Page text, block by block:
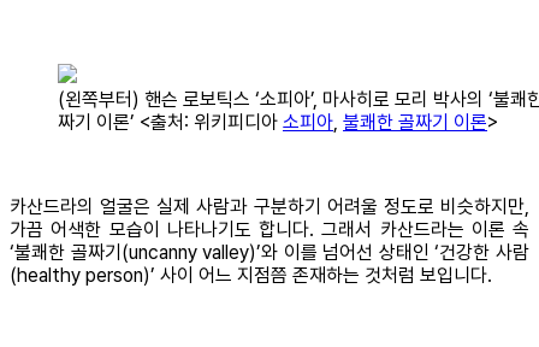
(왼쪽부터) 핸슨 로보틱스 ‘소피아’, 마사히로 모리 박사의 ‘불쾌
짜기 이론’ <출처: 위키피디아 소피아, 불쾌한 골짜기 이론>
카산드라의 얼굴은 실제 사람과 구분하기 어려울 정도로 비슷하지만,
가끔 어색한 모습이 나타나기도 합니다. 그래서 카산드라는 이론 속
‘불쾌한 골짜기(uncanny valley)’와 이를 넘어선 상태인 ‘건강한 사람
(healthy person)’ 사이 어느 지점쯤 존재하는 것처럼 보입니다.